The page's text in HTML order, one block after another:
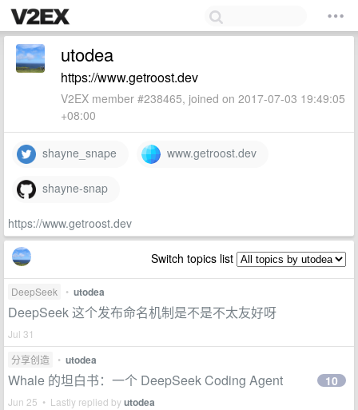
utodea
https://www.getroost.dev
V2EX member #238465, joined on 2017-07-03 19:49:05
+08:00
shayne_snape www.getroost.dev
shayne-snap
https://www.getroost.dev
Switch topics list
DeepSeek • utodea
DeepSeek 这个发布命名机制是不是不太友好呀
Jul 31
分享创造
• utodea
Whale 的坦白书：一个 DeepSeek Coding Agent
Jun 25 • Lastly replied byutodea
10